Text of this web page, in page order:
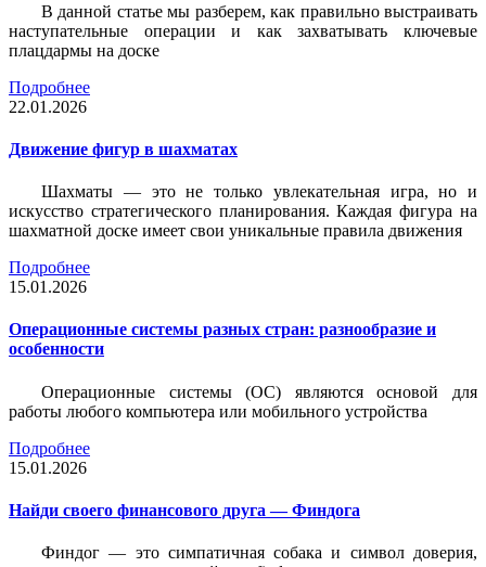
В данной статье мы разберем, как правильно выстраивать
наступательные операции и как захватывать ключевые
плацдармы на доске
Подробнее
22.01.2026
Движение фигур в шахматах
Шахматы — это не только увлекательная игра, но и
искусство стратегического планирования. Каждая фигура на
шахматной доске имеет свои уникальные правила движения
Подробнее
15.01.2026
Операционные системы разных стран: разнообразие и
особенности
Операционные системы (ОС) являются основой для
работы любого компьютера или мобильного устройства
Подробнее
15.01.2026
Найди своего финансового друга — Финдога
Финдог — это симпатичная собака и символ доверия,